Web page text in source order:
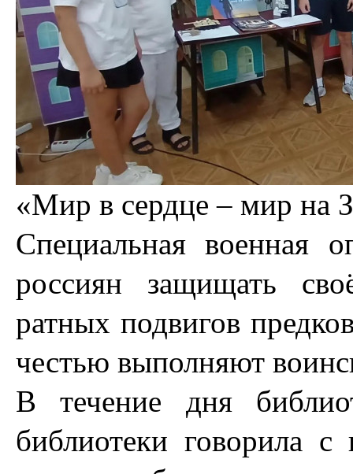
«Мир в сердце – мир на
Специальная военная
россиян защищать
ратных подвигов
честью выполняют
В течение дня
библиотеки говорила